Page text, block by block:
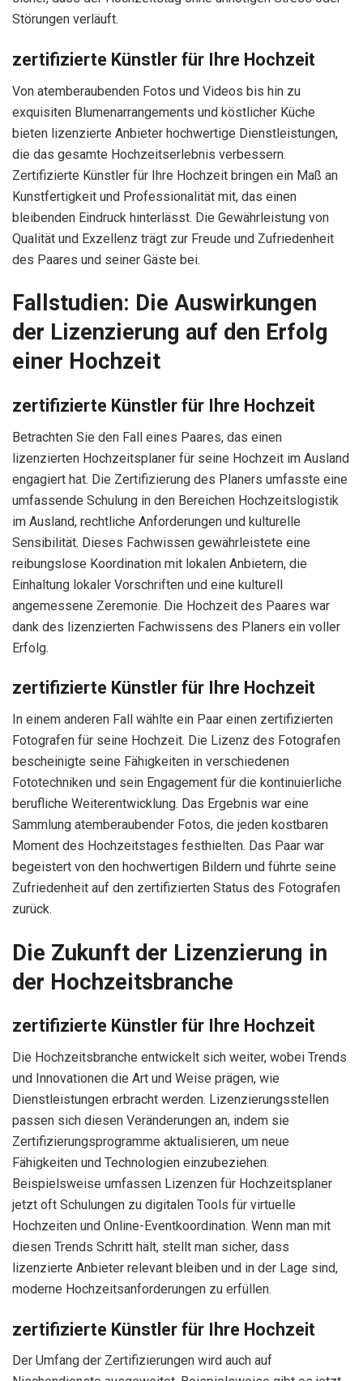
Störungen verläuft.
zertifizierte Künstler für Ihre Hochzeit
Von atemberaubenden Fotos und Videos bis hin zu
exquisiten Blumenarrangements und köstlicher Küche
bieten lizenzierte Anbieter hochwertige Dienstleistungen,
die das gesamte Hochzeitserlebnis verbessern.
Zertifizierte Künstler für Ihre Hochzeit bringen ein Maß an
Kunstfertigkeit und Professionalität mit, das einen
bleibenden Eindruck hinterlässt. Die Gewährleistung von
Qualität und Exzellenz trägt zur Freude und Zufriedenheit
des Paares und seiner Gäste bei.
Fallstudien: Die Auswirkungen
der Lizenzierung auf den Erfolg
einer Hochzeit
zertifizierte Künstler für Ihre Hochzeit
Betrachten Sie den Fall eines Paares, das einen
lizenzierten Hochzeitsplaner für seine Hochzeit im Ausland
engagiert hat. Die Zertifizierung des Planers umfasste eine
umfassende Schulung in den Bereichen Hochzeitslogistik
im Ausland, rechtliche Anforderungen und kulturelle
Sensibilität. Dieses Fachwissen gewährleistete eine
reibungslose Koordination mit lokalen Anbietern, die
Einhaltung lokaler Vorschriften und eine kulturell
angemessene Zeremonie. Die Hochzeit des Paares war
dank des lizenzierten Fachwissens des Planers ein voller
Erfolg.
zertifizierte Künstler für Ihre Hochzeit
In einem anderen Fall wählte ein Paar einen zertifizierten
Fotografen für seine Hochzeit. Die Lizenz des Fotografen
bescheinigte seine Fähigkeiten in verschiedenen
Fototechniken und sein Engagement für die kontinuierliche
berufliche Weiterentwicklung. Das Ergebnis war eine
Sammlung atemberaubender Fotos, die jeden kostbaren
Moment des Hochzeitstages festhielten. Das Paar war
begeistert von den hochwertigen Bildern und führte seine
Zufriedenheit auf den zertifizierten Status des Fotografen
zurück.
Die Zukunft der Lizenzierung in
der Hochzeitsbranche
zertifizierte Künstler für Ihre Hochzeit
Die Hochzeitsbranche entwickelt sich weiter, wobei Trends
und Innovationen die Art und Weise prägen, wie
Dienstleistungen erbracht werden. Lizenzierungsstellen
passen sich diesen Veränderungen an, indem sie
Zertifizierungsprogramme aktualisieren, um neue
Fähigkeiten und Technologien einzubeziehen.
Beispielsweise umfassen Lizenzen für Hochzeitsplaner
jetzt oft Schulungen zu digitalen Tools für virtuelle
Hochzeiten und Online-Eventkoordination. Wenn man mit
diesen Trends Schritt hält, stellt man sicher, dass
lizenzierte Anbieter relevant bleiben und in der Lage sind,
moderne Hochzeitsanforderungen zu erfüllen.
zertifizierte Künstler für Ihre Hochzeit
Der Umfang der Zertifizierungen wird auch auf